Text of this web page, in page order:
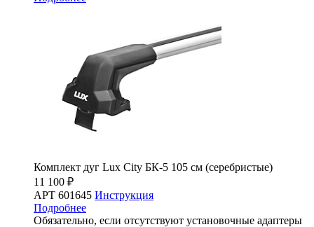
Комплект дуг Lux City БК-5 105 см (серебристые)
11 100 ₽
АРТ 601645 Инструкция
Подробнее
Обязательно, если отсутствуют установочные адаптеры